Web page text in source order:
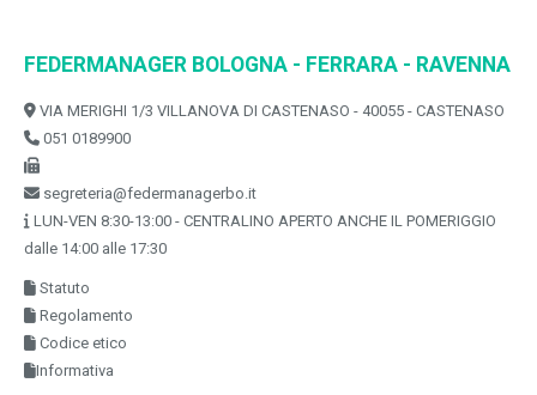
FEDERMANAGER BOLOGNA - FERRARA - RAVENNA
VIA MERIGHI 1/3 VILLANOVA DI CASTENASO - 40055 - CASTENASO
051 0189900
segreteria@federmanagerbo.it
LUN-VEN 8:30-13:00 - CENTRALINO APERTO ANCHE IL POMERIGGIO
dalle 14:00 alle 17:30
Statuto
Regolamento
Codice etico
Informativa